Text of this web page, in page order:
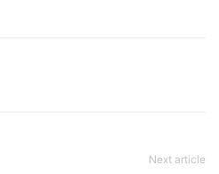
Next article